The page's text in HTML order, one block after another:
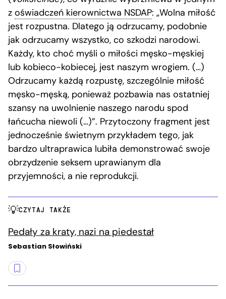
z oświadczeń kierownictwa NSDAP: „Wolna miłość
jest rozpustna. Dlatego ją odrzucamy, podobnie
jak odrzucamy wszystko, co szkodzi narodowi.
Każdy, kto choć myśli o miłości męsko-męskiej
lub kobieco-kobiecej, jest naszym wrogiem. (…)
Odrzucamy każdą rozpustę, szczególnie miłość
męsko-męską, ponieważ pozbawia nas ostatniej
szansy na uwolnienie naszego narodu spod
łańcucha niewoli (…)”. Przytoczony fragment jest
jednocześnie świetnym przykładem tego, jak
bardzo ultraprawica lubiła demonstrować swoje
obrzydzenie seksem uprawianym dla
przyjemności, a nie reprodukcji.
CZYTAJ TAKŻE
Pedały za kraty, nazi na piedestał
Sebastian Słowiński